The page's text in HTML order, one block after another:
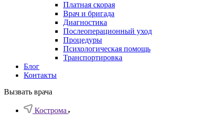
Платная скорая
Врач и бригада
Диагностика
Послеоперационный уход
Процедуры
Психологическая помощь
Транспортировка
Блог
Контакты
Вызвать врача
Кострома